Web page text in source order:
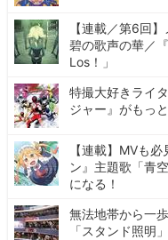
【連載／第6回
碧の歌声の華／
Los！」
特撮大好きライ
ジャー』がもっ
【連載】MVも
ン』主題歌「青
になる！
無法地帯から一
「スタンド照明